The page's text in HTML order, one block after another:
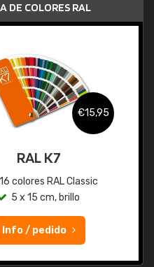
DE COLORES RAL
€15,95
RAL K7
RAL Classic
x 15 cm, brillo
/ pedido